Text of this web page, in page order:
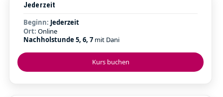
Kurs buchen
Jederzeit
Beginn: Jederzeit
Ort: Online
Nachholstunde 5, 6, 7 mit Dani